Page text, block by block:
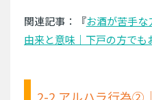
関連記事：『お酒が苦手な
由来と意味｜下戸の方でも